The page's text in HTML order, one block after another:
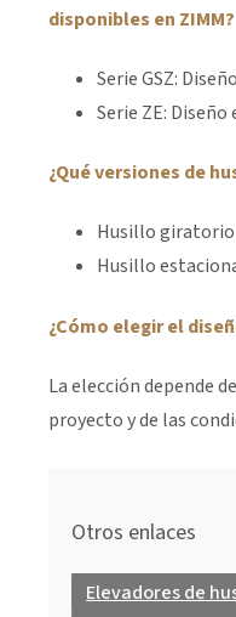
disponibles en ZIMM?
Serie GSZ:
Serie ZE:
¿Qué versiones de
Husillo giratorio
Husillo
¿Cómo elegir el
La elección depende
proyecto y de las
Otros enlaces
Elevadores de